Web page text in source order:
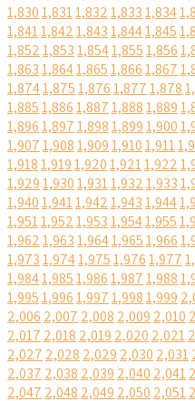
1,8301,8311,8321,8331,834
1,8411,8421,8431,8441,845
1,8521,8531,8541,8551,856
1,8631,8641,8651,8661,867
1,8741,8751,8761,8771,878
1,8851,8861,8871,8881,889
1,8961,8971,8981,8991,900
1,9071,9081,9091,9101,911
1,9181,9191,9201,9211,922
1,9291,9301,9311,9321,933
1,9401,9411,9421,9431,944
1,9511,9521,9531,9541,955
1,9621,9631,9641,9651,966
1,9731,9741,9751,9761,977
1,9841,9851,9861,9871,988
1,9951,9961,9971,9981,999
2,006 2,007 2,008 2,009 2,010
2,017 2,018 2,019 2,020 2,021
2,027 2,028 2,029 2,030 2,031
2,037 2,038 2,039 2,040 2,041
2,047 2,048 2,049 2,050 2,051